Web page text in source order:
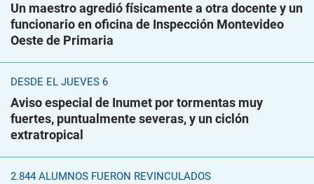
Un maestro agredió físicamente a otra docente y un
funcionario en oficina de Inspección Montevideo
Oeste de Primaria
DESDE EL JUEVES 6
Aviso especial de Inumet por tormentas muy
fuertes, puntualmente severas, y un ciclón
extratropical
2.844 ALUMNOS FUERON REVINCULADOS